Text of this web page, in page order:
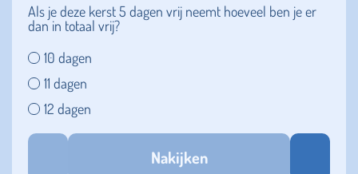
Als je deze kerst 5 dagen vrij neemt hoeveel ben je er
dan in totaal vrij?
10 dagen
11 dagen
12 dagen
Nakijken